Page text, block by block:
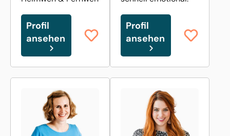
Profil
ansehen
Profil
ansehen